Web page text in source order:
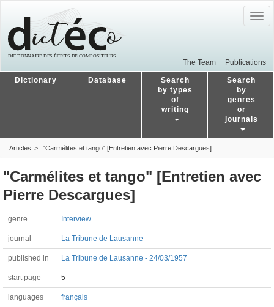
The Team Publications
Dictionary Database
Search
by types
of
writing
Search
by
genres
or
journals
Articles "Carmélites et tango" [Entretien avec Pierre Descargues]
"Carmélites et tango" [Entretien avec
Pierre Descargues]
genre Interview
journal La Tribune de Lausanne
published in La Tribune de Lausanne - 24/03/1957
start page 5
languages français